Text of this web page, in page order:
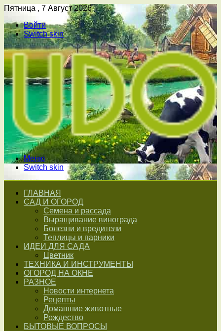
Пятница , 7 Август 2026
Войти
Switch skin
Меню
Switch skin
ГЛАВНАЯ
САД И ОГОРОД
Семена и рассада
Выращивание винограда
Болезни и вредители
Теплицы и парники
ИДЕИ ДЛЯ САДА
Цветник
ТЕХНИКА И ИНСТРУМЕНТЫ
ОГОРОД НА ОКНЕ
РАЗНОЕ
Новости интернета
Рецепты
Домашние животные
Рождество
БЫТОВЫЕ ВОПРОСЫ